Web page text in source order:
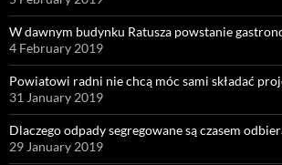
W dawnym budynku Ratusza powstanie
4 February 2019
Powiatowi radni nie chcą móc sami składać
31 January 2019
Dlaczego odpady segregowane są czasem
29 January 2019